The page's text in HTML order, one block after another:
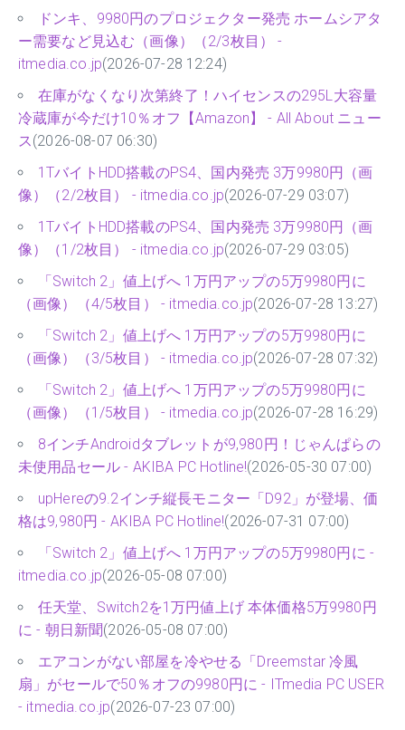
ドンキ、9980円のプロジェクター発売 ホームシアタ
ー需要など見込む（画像）（2/3枚目） -
itmedia.co.jp(2026-07-28 12:24)
在庫がなくなり次第終了！ハイセンスの295L大容量
冷蔵庫が今だけ10％オフ【Amazon】 - All About ニュー
ス(2026-08-07 06:30)
1TバイトHDD搭載のPS4、国内発売 3万9980円（画
像）（2/2枚目） - itmedia.co.jp(2026-07-29 03:07)
1TバイトHDD搭載のPS4、国内発売 3万9980円（画
像）（1/2枚目） - itmedia.co.jp(2026-07-29 03:05)
「Switch 2」値上げへ 1万円アップの5万9980円に
（画像）（4/5枚目） - itmedia.co.jp(2026-07-28 13:27)
「Switch 2」値上げへ 1万円アップの5万9980円に
（画像）（3/5枚目） - itmedia.co.jp(2026-07-28 07:32)
「Switch 2」値上げへ 1万円アップの5万9980円に
（画像）（1/5枚目） - itmedia.co.jp(2026-07-28 16:29)
8インチAndroidタブレットが9,980円！じゃんぱらの
未使用品セール - AKIBA PC Hotline!(2026-05-30 07:00)
upHereの9.2インチ縦長モニター「D92」が登場、価
格は9,980円 - AKIBA PC Hotline!(2026-07-31 07:00)
「Switch 2」値上げへ 1万円アップの5万9980円に -
itmedia.co.jp(2026-05-08 07:00)
任天堂、Switch2を1万円値上げ 本体価格5万9980円
に - 朝日新聞(2026-05-08 07:00)
エアコンがない部屋を冷やせる「Dreemstar 冷風
扇」がセールで50％オフの9980円に - ITmedia PC USER
- itmedia.co.jp(2026-07-23 07:00)